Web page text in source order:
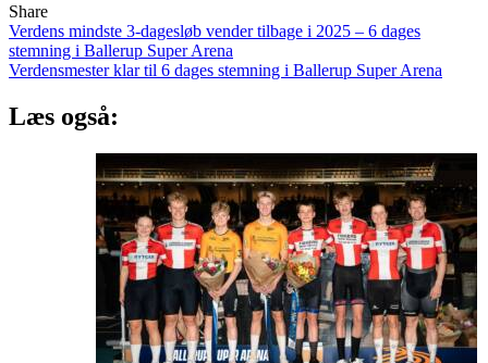
Share
Indlægsnavigation
Verdens mindste 3-dagesløb vender tilbage i 2025 – 6 dages
stemning i Ballerup Super Arena
Verdensmester klar til 6 dages stemning i Ballerup Super Arena
Læs også: